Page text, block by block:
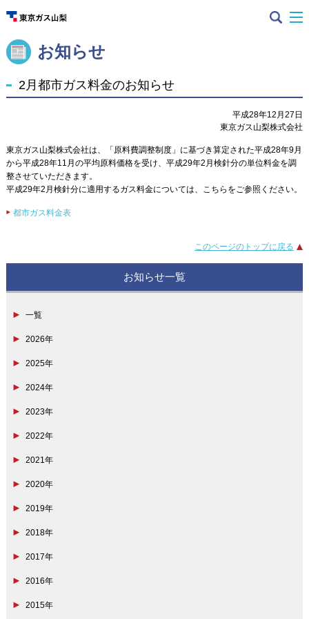
お知らせ
2月都市ガス料金のお知らせ
平成28年12月27日
東京ガス山梨株式会社
東京ガス山梨株式会社は、「原料費調整制度」に基づき算定された平成28年9月
から平成28年11月の平均原料価格を受け、平成29年2月検針分の単位料金を調
整させていただきます。
平成29年2月検針分に適用するガス料金については、こちらをご参照ください。
都市ガス料金表
このページのトップに戻る
お知らせ一覧
一覧
2026年
2025年
2024年
2023年
2022年
2021年
2020年
2019年
2018年
2017年
2016年
2015年